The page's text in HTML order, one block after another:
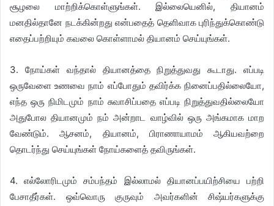
சூழலை மாற்றிக்கொள்ளுங்கள். இல்லையெனில், தியானம்
மனதில்தானே நடக்கின்றது என்பதைத் தெளிவாக புரிந்துக்கொண்டு
எதைப்பற்றியும் கவலை கொள்ளாமல் தியானம் செய்யுங்கள்.
3. நோய்கள் வந்தால் தியானத்தை நிறுத்துவது கூடாது. எப்படி
ஒருவேளை உணவை நாம் எப்போதும் தவிர்க்க நினைப்பதில்லையோ,
எந்த ஒரு நிமிடமும் நாம் சுவாசிப்பதை எப்படி நிறுத்துவதில்லையோ
அதுபோல தியானமும் நம் அன்றாட வாழ்வில் ஒரு அங்கமாக மாற
வேண்டும். ஆசனம், தியானம், பிராணாயாமம் ஆகியவற்றை
தொடர்ந்து செய்யுங்கள் நோய்களைத் தவிருங்கள்.
4. எல்லோரிடமும் சம்பந்தம் இல்லாமல் தியானப்பயிற்சியை பற்றி
பேசாதீர்கள். ஒவ்வொரு குருவும் அவர்களின் சிஷ்யர்களுக்கு